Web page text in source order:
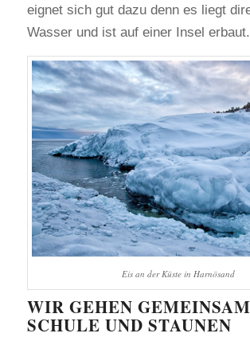
eignet sich gut dazu denn es liegt
Wasser und ist auf einer Insel erbaut.
Eis an der Küste in Harnösand
WIR GEHEN
SCHULE UND STAUNEN